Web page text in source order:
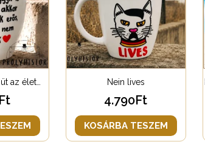
az élet…
Ft
Nein lives
4.790Ft
KOSÁRBA TESZEM